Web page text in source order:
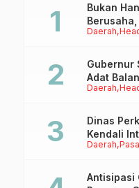
Daerah
Bukan
Anaknya
Daerah
Gubernur
Adat
Tappidena
Daerah
Dinas
Kendali
Sertifikasi
Antisipasi